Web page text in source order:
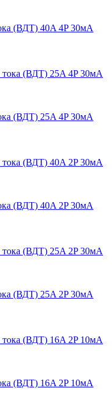
(ВДТ) 40A 4P 30мА
(ВДТ) 25A 4P 30мА
(ВДТ) 40A 2P 30мА
(ВДТ) 25A 2P 30мА
(ВДТ) 16A 2P 10мА